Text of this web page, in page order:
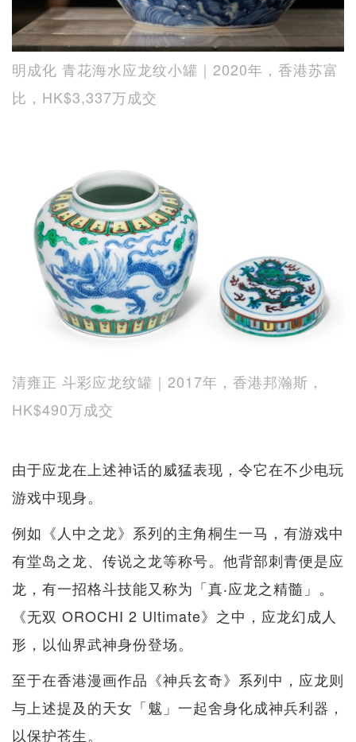
明成化 青花海水应龙纹小罐｜2020年，香港苏富
比，HK$3,337万成交
清雍正 斗彩应龙纹罐｜2017年，香港邦瀚斯，
HK$490万成交
由于应龙在上述神话的威猛表现，令它在不少电玩
游戏中现身。
例如《人中之龙》系列的主角桐生一马，有游戏中
有堂岛之龙、传说之龙等称号。他背部刺青便是应
龙，有一招格斗技能又称为「真‧应龙之精髓」。
《无双 OROCHI 2 Ultimate》之中，应龙幻成人
形，以仙界武神身份登场。
至于在香港漫画作品《神兵玄奇》系列中，应龙则
与上述提及的天女「魃」一起舍身化成神兵利器，
以保护苍生。